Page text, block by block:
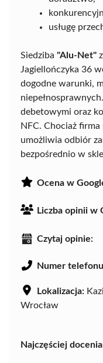
usługę
Siedziba "Alu-Net"
Jagiellończyka 36
dogodne warunki,
debetowymi oraz
NFC. Chociaż
umożliwia odbiór
bezpośrednio w
Ocena w
Liczba opinii w
Czytaj opinie:
Numer
Lokalizacja:
Wrocław
Najczęściej